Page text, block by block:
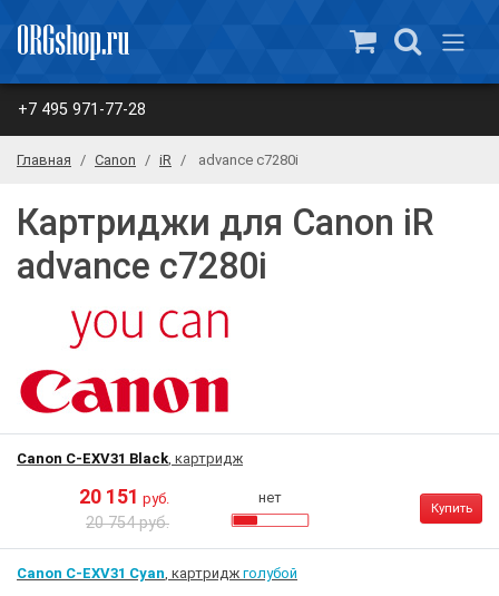
+7 495 971-77-28
Главная Canon iR advance c7280i
Картриджи для Canon iR
advance c7280i
Canon C-EXV31 Black, картридж
20 151 руб.
20 754 руб.
нет
Купить
Canon C-EXV31 Cyan, картридж голубой